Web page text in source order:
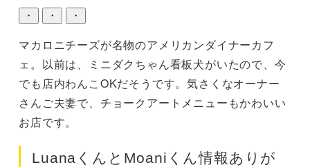
・ ・ ・
マカロニチーズが名物のアメリカンダイナーカフ
ェ。以前は、ミニダクちゃん看板犬がいたので、今
でも店内わんこOKだそうです。気さくなオーナー
さんご夫妻で、チョークアートメニューもかわいい
お店です。
LuanaくんとMoaniくん情報ありが